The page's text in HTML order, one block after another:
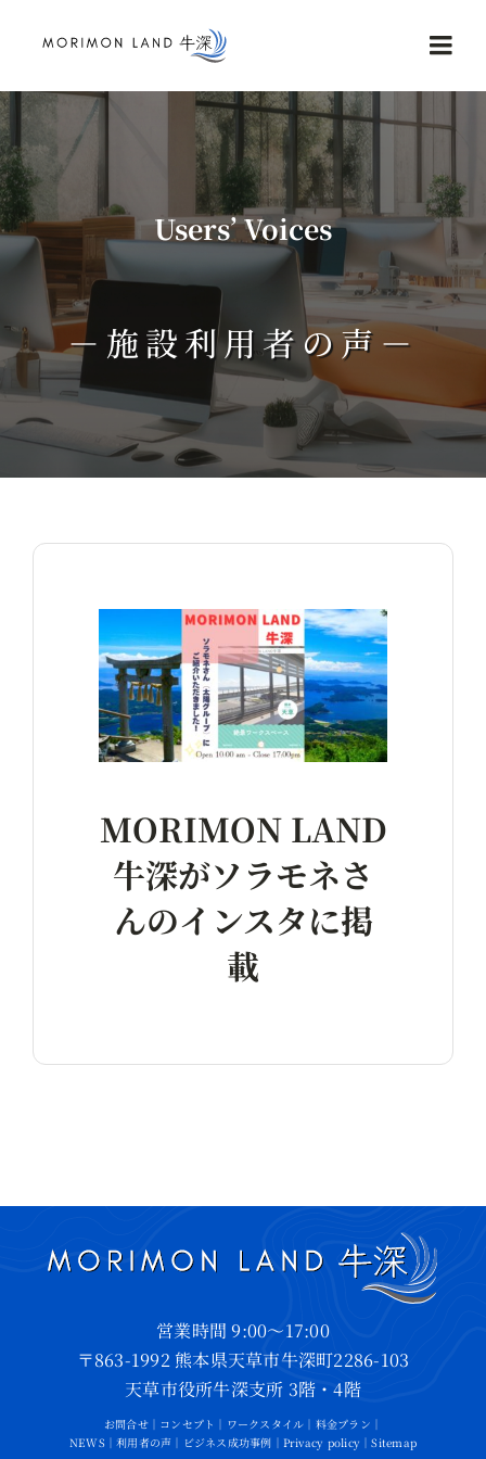
Home
Service
NEWS
Reviews
Contact
Users’ Voices
－施設利用者の声－
MORIMON LAND
牛深がソラモネさ
んのインスタに掲
載
営業時間 9:00～17:00
〒863-1992 熊本県天草市牛深町2286-103
天草市役所牛深支所 3階・4階
お問合せ｜ コンセプト ｜ ワークスタイル ｜ 料金プラン ｜
NEWS｜利用者の声 ｜ ビジネス成功事例 ｜ Privacy policy ｜Sitemap